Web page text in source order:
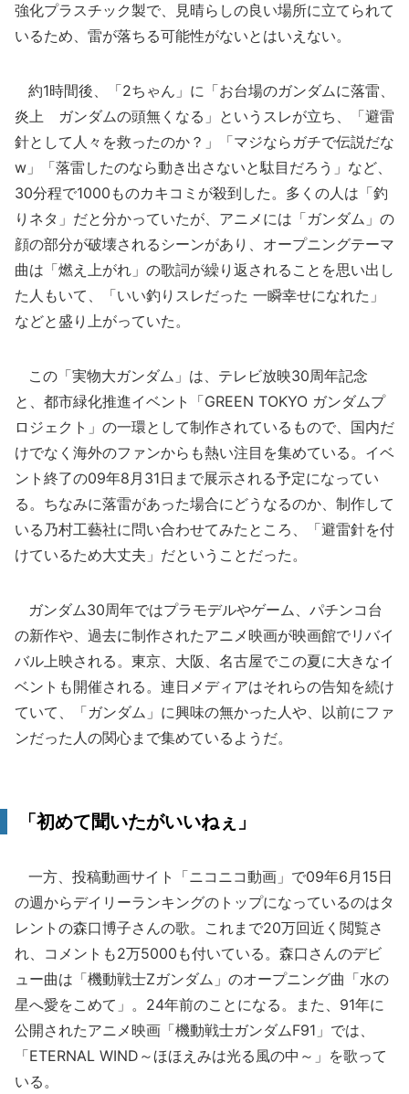
強化プラスチック製で、見晴らしの良い場所に立てられて
いるため、雷が落ちる可能性がないとはいえない。
約1時間後、「2ちゃん」に「お台場のガンダムに落雷、
炎上 ガンダムの頭無くなる」というスレが立ち、「避雷
針として人々を救ったのか？」「マジならガチで伝説だな
w」「落雷したのなら動き出さないと駄目だろう」など、
30分程で1000ものカキコミが殺到した。多くの人は「釣
りネタ」だと分かっていたが、アニメには「ガンダム」の
顔の部分が破壊されるシーンがあり、オープニングテーマ
曲は「燃え上がれ」の歌詞が繰り返されることを思い出し
た人もいて、「いい釣りスレだった 一瞬幸せになれた」
などと盛り上がっていた。
この「実物大ガンダム」は、テレビ放映30周年記念
と、都市緑化推進イベント「GREEN TOKYO ガンダムプ
ロジェクト」の一環として制作されているもので、国内だ
けでなく海外のファンからも熱い注目を集めている。イベ
ント終了の09年8月31日まで展示される予定になってい
る。ちなみに落雷があった場合にどうなるのか、制作して
いる乃村工藝社に問い合わせてみたところ、「避雷針を付
けているため大丈夫」だということだった。
ガンダム30周年ではプラモデルやゲーム、パチンコ台
の新作や、過去に制作されたアニメ映画が映画館でリバイ
バル上映される。東京、大阪、名古屋でこの夏に大きなイ
ベントも開催される。連日メディアはそれらの告知を続け
ていて、「ガンダム」に興味の無かった人や、以前にファ
ンだった人の関心まで集めているようだ。
「初めて聞いたがいいねぇ」
一方、投稿動画サイト「ニコニコ動画」で09年6月15日
の週からデイリーランキングのトップになっているのはタ
レントの森口博子さんの歌。これまで20万回近く閲覧さ
れ、コメントも2万5000も付いている。森口さんのデビ
ュー曲は「機動戦士Zガンダム」のオープニング曲「水の
星へ愛をこめて」。24年前のことになる。また、91年に
公開されたアニメ映画「機動戦士ガンダムF91」では、
「ETERNAL WIND～ほほえみは光る風の中～」を歌って
いる。